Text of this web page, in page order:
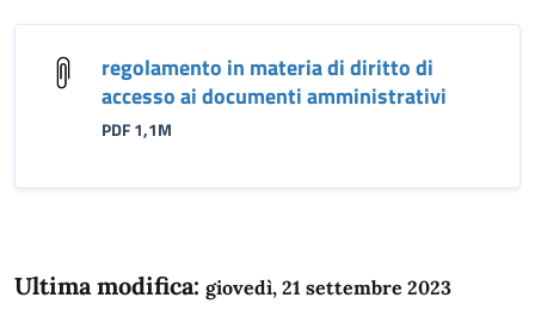
regolamento in materia di diritto di
accesso ai documenti amministrativi
PDF 1,1M
Ultima modifica: giovedì, 21 settembre 2023